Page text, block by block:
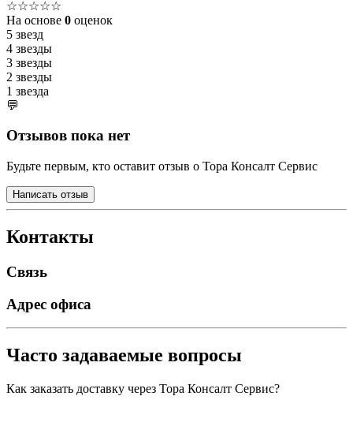
☆☆☆☆☆
На основе 0 оценок
5 звезд
4 звезды
3 звезды
2 звезды
1 звезда
💬
Отзывов пока нет
Будьте первым, кто оставит отзыв о Тора Консалт Сервис
Написать отзыв
Контакты
Связь
Адрес офиса
Часто задаваемые вопросы
Как заказать доставку через Тора Консалт Сервис?